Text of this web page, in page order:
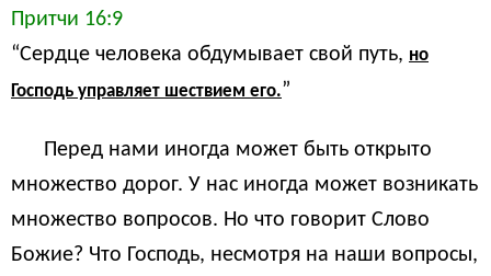
Притчи 16:9
“Сердце человека обдумывает свой путь, но
Господь управляет шествием его.”
Перед нами иногда может быть открыто
множество дорог. У нас иногда может возникать
множество вопросов. Но что говорит Слово
Божие? Что Господь, несмотря на наши вопросы,